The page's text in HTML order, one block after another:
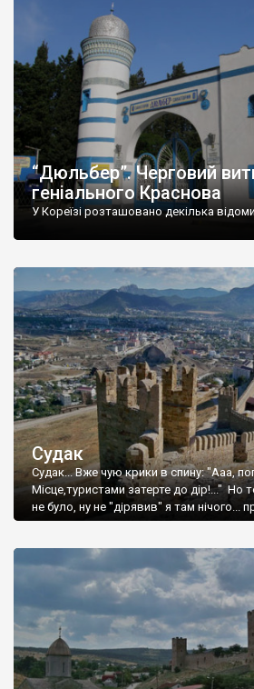
“Дюльбер”. Черговий
геніального Краснова
У Кореїзі розташовано декілька
Судак
Судак... Вже чую крики в спину: "Ааа,
Місце,туристами затерте до дір!..."
не було, ну не "дірявив" я там нічого...